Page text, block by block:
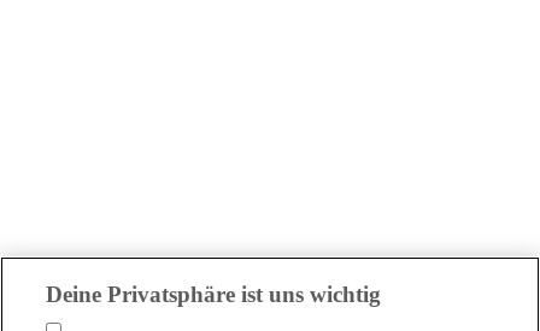
Deine Privatsphäre ist uns wichtig